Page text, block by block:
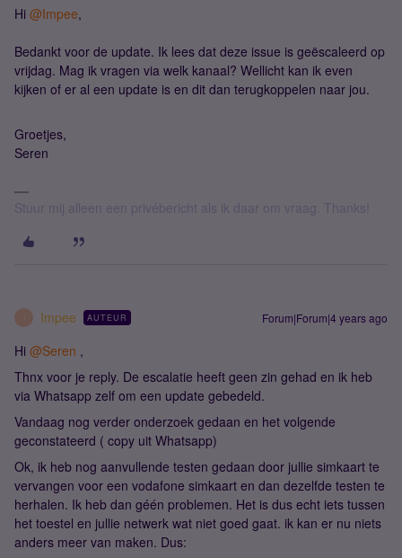
Hi @Impee,
Bedankt voor de update. Ik lees dat deze issue is geëscaleerd op
vrijdag. Mag ik vragen via welk kanaal? Wellicht kan ik even
kijken of er al een update is en dit dan terugkoppelen naar jou.
Groetjes,
Seren ​​​​​​​
Stuur mij alleen een privébericht als ik daar om vraag. Thanks!
Impee AUTEUR Forum|Forum|4 years ago
Hi @Seren ,
Thnx voor je reply. De escalatie heeft geen zin gehad en ik heb
via Whatsapp zelf om een update gebedeld.
Vandaag nog verder onderzoek gedaan en het volgende
geconstateerd ( copy uit Whatsapp)
Ok, ik heb nog aanvullende testen gedaan door jullie simkaart te
vervangen voor een vodafone simkaart en dan dezelfde testen te
herhalen. Ik heb dan géén problemen. Het is dus echt iets tussen
het toestel en jullie netwerk wat niet goed gaat. ik kan er nu niets
anders meer van maken. Dus: